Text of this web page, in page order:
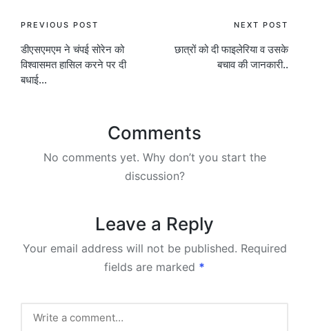
Post
navigation
PREVIOUS POST
डीएसएमएम ने चंपई सोरेन को
विश्वासमत हासिल करने पर दी
बधाई…
NEXT POST
छात्रों को दी फाइलेरिया व उसके
बचाव की जानकारी..
Comments
No comments yet. Why don’t you start the
discussion?
Leave a Reply
Your email address will not be published. Required
fields are marked *